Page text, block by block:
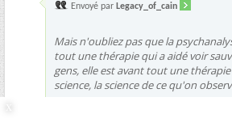
Envoyé par Legacy_of_cain
Mais n'oubliez pas que la
tout une thérapie qui a aidé voir
gens, elle est avant tout une
science, la science de ce qu'on